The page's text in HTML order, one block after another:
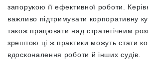
запорукою її ефективної роботи.
важливо підтримувати корпоративну
також працювати над стратегічним
зрештою ці ж практики можуть стати
вдосконалення роботи й інших судів.